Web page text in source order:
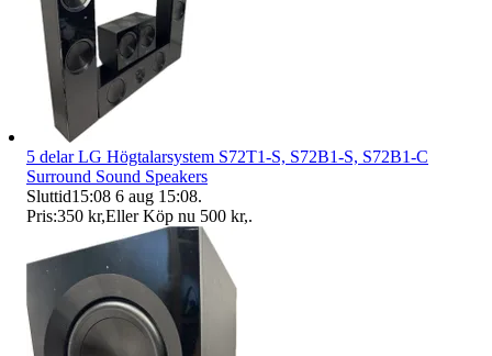
5 delar LG Högtalarsystem S72T1-S, S72B1-S, S72B1-C
Surround Sound Speakers
Sluttid15:08 6 aug 15:08.
Pris:350 kr,Eller Köp nu 500 kr,.